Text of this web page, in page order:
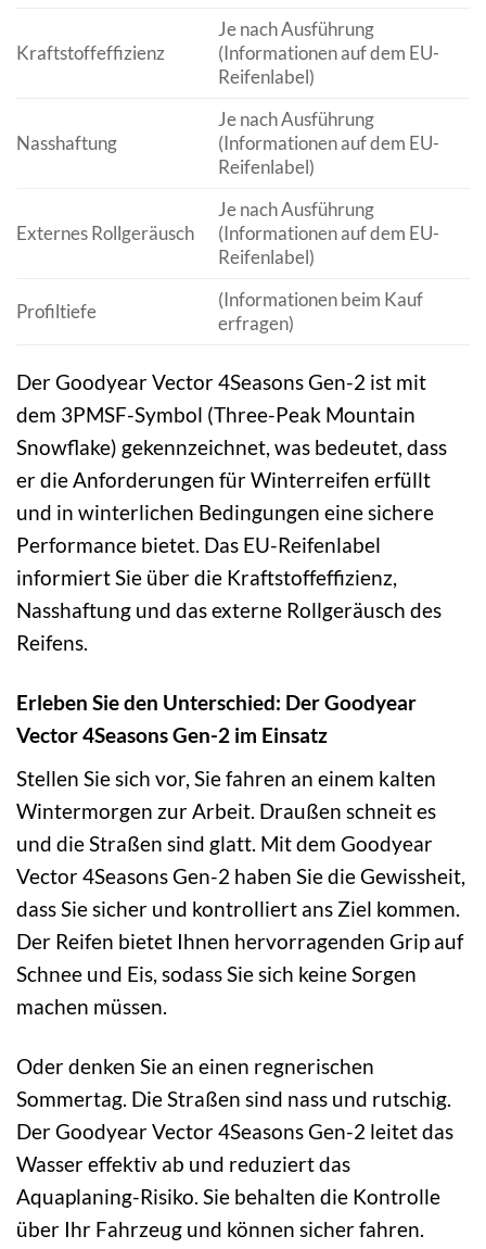
Kraftstoffeffizienz
Je nach Ausführung
(Informationen auf dem EU-
Reifenlabel)
Nasshaftung
Je nach Ausführung
(Informationen auf dem EU-
Reifenlabel)
Externes Rollgeräusch
Je nach Ausführung
(Informationen auf dem EU-
Reifenlabel)
Profiltiefe
(Informationen beim Kauf
erfragen)
Der Goodyear Vector 4Seasons Gen-2 ist mit
dem 3PMSF-Symbol (Three-Peak Mountain
Snowflake) gekennzeichnet, was bedeutet, dass
er die Anforderungen für Winterreifen erfüllt
und in winterlichen Bedingungen eine sichere
Performance bietet. Das EU-Reifenlabel
informiert Sie über die Kraftstoffeffizienz,
Nasshaftung und das externe Rollgeräusch des
Reifens.
Erleben Sie den Unterschied: Der Goodyear
Vector 4Seasons Gen-2 im Einsatz
Stellen Sie sich vor, Sie fahren an einem kalten
Wintermorgen zur Arbeit. Draußen schneit es
und die Straßen sind glatt. Mit dem Goodyear
Vector 4Seasons Gen-2 haben Sie die Gewissheit,
dass Sie sicher und kontrolliert ans Ziel kommen.
Der Reifen bietet Ihnen hervorragenden Grip auf
Schnee und Eis, sodass Sie sich keine Sorgen
machen müssen.
Oder denken Sie an einen regnerischen
Sommertag. Die Straßen sind nass und rutschig.
Der Goodyear Vector 4Seasons Gen-2 leitet das
Wasser effektiv ab und reduziert das
Aquaplaning-Risiko. Sie behalten die Kontrolle
über Ihr Fahrzeug und können sicher fahren.